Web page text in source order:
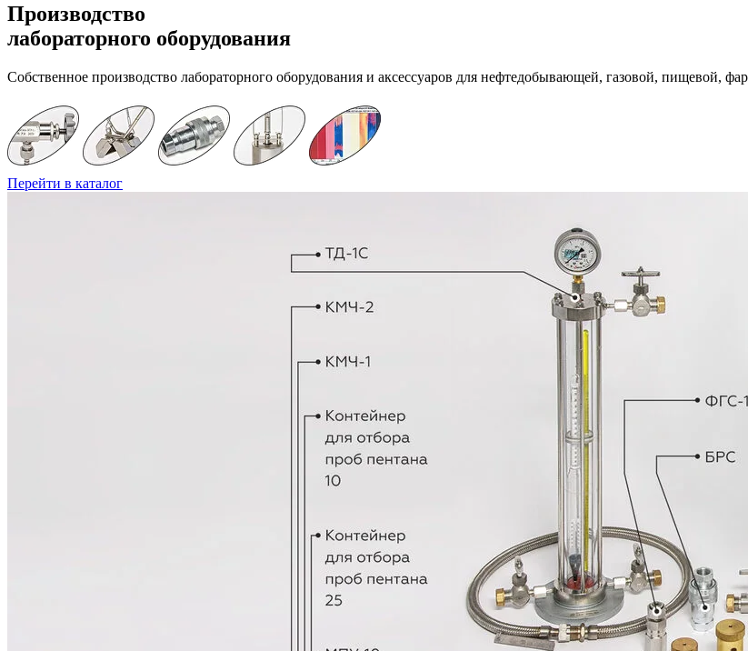
Производство
лабораторного оборудования
Собственное производство лабораторного оборудования и аксессуаров для нефтедобывающей, газовой, пищевой,
Перейти в каталог